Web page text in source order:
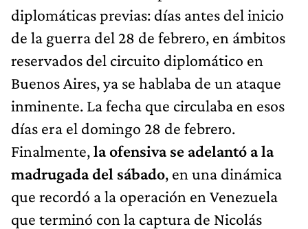
diplomáticas previas: días antes del inicio
de la guerra del 28 de febrero, en ámbitos
reservados del circuito diplomático en
Buenos Aires, ya se hablaba de un ataque
inminente. La fecha que circulaba en esos
días era el domingo 28 de febrero.
Finalmente,la ofensiva se adelantó a la
madrugada del sábado, en una dinámica
que recordó a la operación en Venezuela
que terminó con la captura de Nicolás